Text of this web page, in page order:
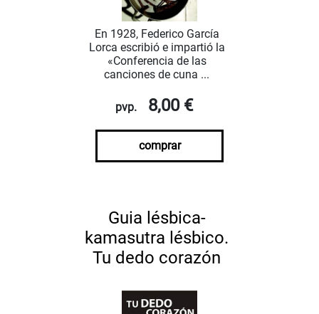
En 1928, Federico García
Lorca escribió e impartió la
«Conferencia de las
canciones de cuna ...
pvp. 8,00 €
comprar
Guia lésbica-
kamasutra lésbico.
Tu dedo corazón